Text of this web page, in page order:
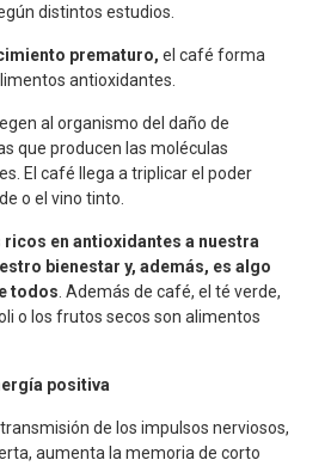
distintos estudios.
prematuro, el café forma
antioxidantes.
al organismo del daño de
que producen las moléculas
El café llega a triplicar el poder
o el vino tinto.
en antioxidantes a nuestra
bienestar y, además, es algo
todos . Además de café, el té verde,
o los frutos secos son alimentos
positiva
de los impulsos nerviosos,
aumenta la memoria de corto